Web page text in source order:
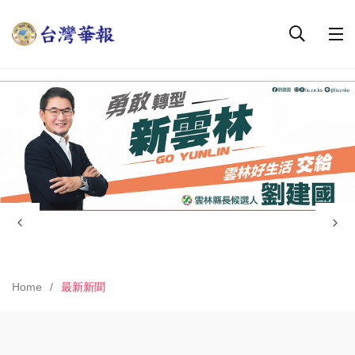
Home 最新新聞